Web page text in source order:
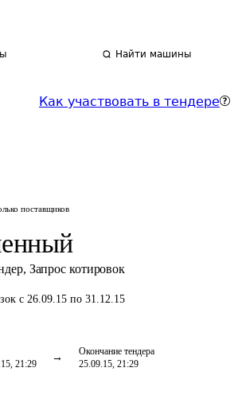
Найти машины
Как участвовать в тендере
поставщиков
, Запрос котировок
с 26.09.15 по 31.12.15
21:29
Окончание тендера
25.09.15, 21:29